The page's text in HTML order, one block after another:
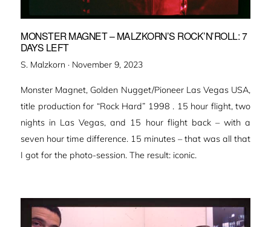
MONSTER MAGNET – MALZKORN’S ROCK’N’ROLL: 7
DAYS LEFT
S. Malzkorn · Veröffentlicht
November 9, 2023
Monster Magnet, Golden Nugget/Pioneer Las Vegas USA,
title production for “Rock Hard” 1998 . 15 hour flight, two
nights in Las Vegas, and 15 hour flight back – with a
seven hour time difference. 15 minutes – that was all that
I got for the photo-session. The result: iconic.